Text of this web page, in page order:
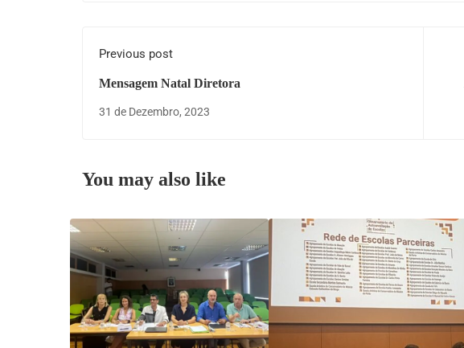
Previous post
Mensagem Natal Diretora
31 de Dezembro, 2023
You may also like